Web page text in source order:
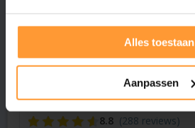
Alles toestaan
Aanpassen
8.8 (283 reviews)
Heerenveen (34 km)
9.0 (105 reviews)
Flevium NotariaatDronten (38 km)
8.8 (288 reviews)